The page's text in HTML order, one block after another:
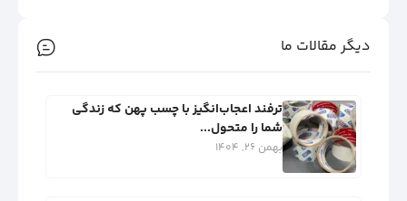
دیگر مقالات ما
ترفند اعجاب‌انگیز با چسب پهن که زندگی
شما را متحول...
بهمن 26, 1404